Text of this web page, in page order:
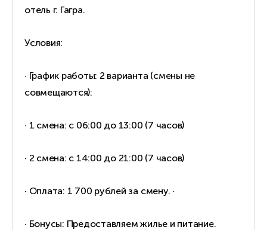
отель г. Гагра.
Условия:
· График работы: 2 варианта (смены не
совмещаются):
· 1 смена: с 06:00 до 13:00 (7 часов)
· 2 смена: с 14:00 до 21:00 (7 часов)
· Оплата: 1 700 рублей за смену. ·
· Бонусы: Предоставляем жилье и питание.